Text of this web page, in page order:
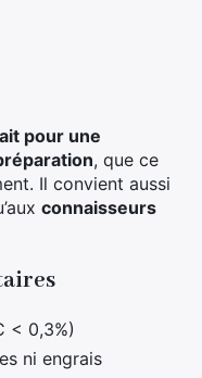
pour une
, que ce
Il convient aussi
connaisseurs
< 0,3%)
ni engrais